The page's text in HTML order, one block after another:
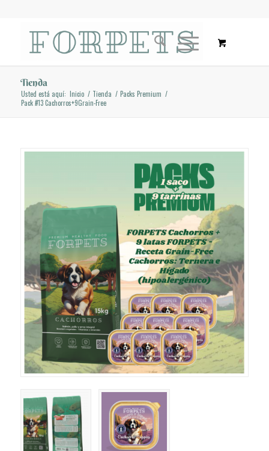
Tienda
Usted está aquí: Inicio / Tienda / Packs Premium /
Pack #13 Cachorros+9Grain-Free